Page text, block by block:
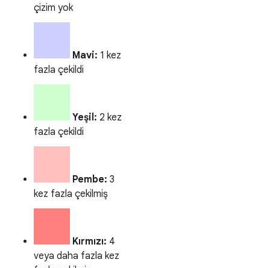
çizim yok
Mavi: 1 kez
fazla çekildi
Yeşil: 2 kez
fazla çekildi
Pembe: 3
kez fazla çekilmiş
Kırmızı: 4
veya daha fazla kez